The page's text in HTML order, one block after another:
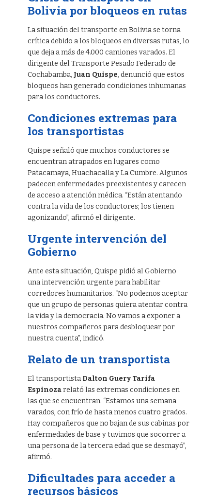
Bolivia por bloqueos en rutas
La situación del transporte en Bolivia se torna
crítica debido a los bloqueos en diversas rutas, lo
que deja a más de 4.000 camiones varados. El
dirigente del Transporte Pesado Federado de
Cochabamba, Juan Quispe, denunció que estos
bloqueos han generado condiciones inhumanas
para los conductores.
Condiciones extremas para
los transportistas
Quispe señaló que muchos conductores se
encuentran atrapados en lugares como
Patacamaya, Huachacalla y La Cumbre. Algunos
padecen enfermedades preexistentes y carecen
de acceso a atención médica. “Están atentando
contra la vida de los conductores; los tienen
agonizando”, afirmó el dirigente.
Urgente intervención del
Gobierno
Ante esta situación, Quispe pidió al Gobierno
una intervención urgente para habilitar
corredores humanitarios. “No podemos aceptar
que un grupo de personas quiera atentar contra
la vida y la democracia. No vamos a exponer a
nuestros compañeros para desbloquear por
nuestra cuenta”, indicó.
Relato de un transportista
El transportista Dalton Guery Tarifa
Espinozarelató las extremas condiciones en
las que se encuentran. “Estamos una semana
varados, con frío de hasta menos cuatro grados.
Hay compañeros que no bajan de sus cabinas por
enfermedades de base y tuvimos que socorrer a
una persona de la tercera edad que se desmayó”,
afirmó.
Dificultades para acceder a
recursos básicos